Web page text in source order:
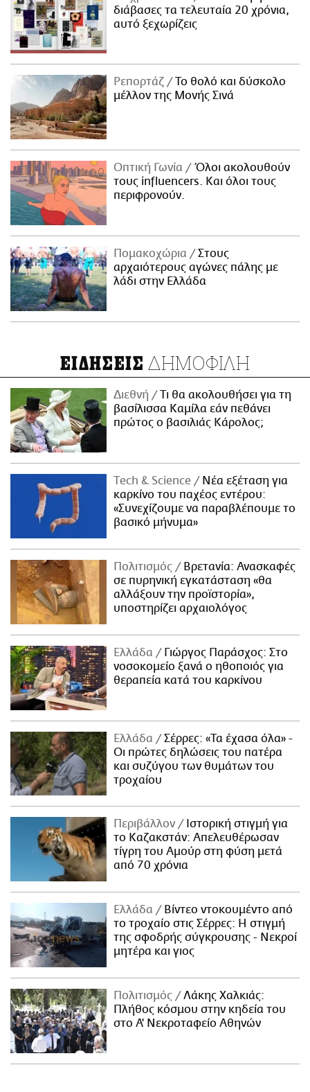
διάβασες τα τελευταία 20 χρόνια,
αυτό ξεχωρίζεις
Ρεπορτάζ
Το θολό και δύσκολο
μέλλον της Μονής Σινά
Οπτική Γωνία
Όλοι ακολουθούν
τους influencers. Και όλοι τους
περιφρονούν.
Πομακοχώρια
Στους
αρχαιότερους αγώνες πάλης με
λάδι στην Ελλάδα
ΕΙΔΗΣΕΙΣ ΔΗΜΟΦΙΛΗ
Διεθνή
Τι θα ακολουθήσει για τη
βασίλισσα Καμίλα εάν πεθάνει
πρώτος ο βασιλιάς Κάρολος;
Τech & Science
Νέα εξέταση για
καρκίνο του παχέος εντέρου:
«Συνεχίζουμε να παραβλέπουμε το
βασικό μήνυμα»
Πολιτισμός
Βρετανία: Ανασκαφές
σε πυρηνική εγκατάσταση «θα
αλλάξουν την προϊστορία»,
υποστηρίζει αρχαιολόγος
Ελλάδα
Γιώργος Παράσχος: Στο
νοσοκομείο ξανά ο ηθοποιός για
θεραπεία κατά του καρκίνου
Ελλάδα
Σέρρες: «Τα έχασα όλα» -
Οι πρώτες δηλώσεις του πατέρα
και συζύγου των θυμάτων του
τροχαίου
Περιβάλλον
Ιστορική στιγμή για
το Καζακστάν: Απελευθέρωσαν
τίγρη του Αμούρ στη φύση μετά
από 70 χρόνια
Ελλάδα
Βίντεο ντοκουμέντο από
το τροχαίο στις Σέρρες: Η στιγμή
της σφοδρής σύγκρουσης - Νεκροί
μητέρα και γιος
Πολιτισμός
Λάκης Χαλκιάς:
Πλήθος κόσμου στην κηδεία του
στο Α' Νεκροταφείο Αθηνών